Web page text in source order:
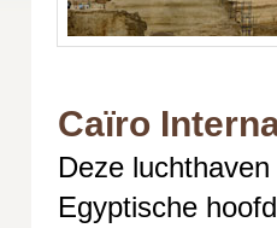
Caïro
Deze
Egyptische